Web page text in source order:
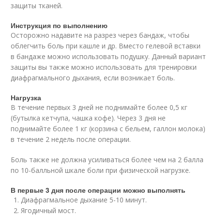
защиты тканей.
Инструкция по выполнению
Осторожно надавите на разрез через бандаж, чтобы
облегчить боль при кашле и др. Вместо гелевой вставки
в бандаже можно использовать подушку. Данный вариант
защиты вы также можно использовать для тренировки
диафрагмального дыхания, если возникает боль.
Нагрузка
В течение первых 3 дней не поднимайте более 0,5 кг
(бутылка кетчупа, чашка кофе). Через 3 дня не
поднимайте более 1 кг (корзина с бельем, галлон молока)
в течение 2 недель после операции.
Боль также не должна усиливаться более чем на 2 балла
по 10-балльной шкале боли при физической нагрузке.
В первые 3 дня после операции можно выполнять
Диафрагмальное дыхание 5-10 минут.
Ягодичный мост.